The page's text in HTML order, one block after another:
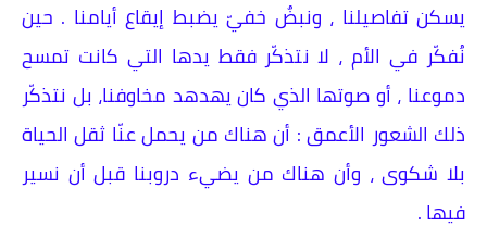
يسكن تفاصيلنا ، ونبضٌ خفيّ يضبط إيقاع أيامنا . حين
نُفكّر في الأم ، لا نتذكّر فقط يدها التي كانت تمسح
دموعنا ، أو صوتها الذي كان يهدهد مخاوفنا، بل نتذكّر
ذلك الشعور الأعمق : أن هناك من يحمل عنّا ثقل الحياة
بلا شكوى ، وأن هناك من يضيء دروبنا قبل أن نسير
فيها .